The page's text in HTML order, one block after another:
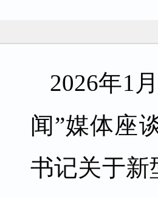
2026年1
闻”媒体座
书记关于新